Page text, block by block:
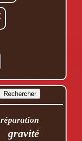
réparation
gravité